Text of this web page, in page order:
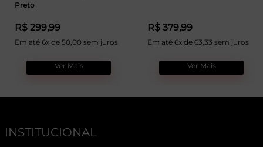
Preto
R$ 299,99
Em até 6x de 50,00 sem juros
Ver Mais
R$ 379,99
Em até 6x de 63,33 sem juros
Ver Mais
INSTITUCIONAL